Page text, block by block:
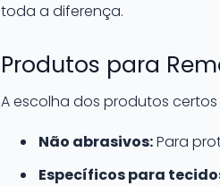
toda a diferença.
Produtos para
A escolha dos produtos
Não abrasivos:Para
Específicos para